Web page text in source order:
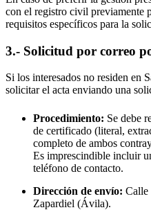
con el registro civil previamente
requisitos específicos para la
3.- Solicitud por correo
Si los interesados no residen en
solicitar el acta enviando una
Procedimiento: Se debe
de certificado (literal,
completo de ambos
Es imprescindible incluir
teléfono de contacto.
Dirección de envío: Calle
Zapardiel (Ávila).